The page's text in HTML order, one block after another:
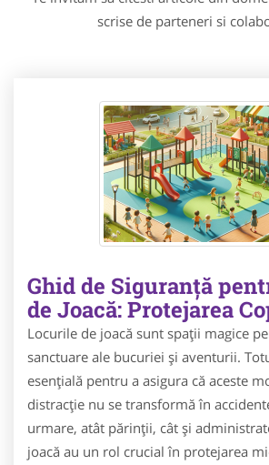
scrise de parteneri si
Ghid de Siguranță
de Joacă: Protejarea
Locurile de joacă sunt spații magice
sanctuare ale bucuriei și aventurii.
esențială pentru a asigura că aceste
distracție nu se transformă în
urmare, atât părinții, cât și
joacă au un rol crucial în protejarea